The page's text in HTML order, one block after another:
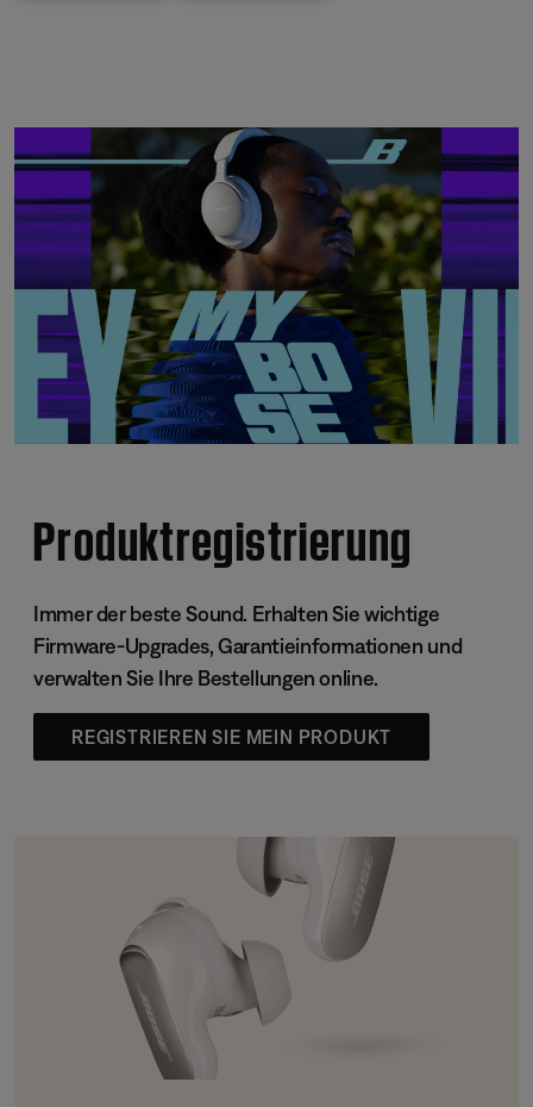
Produktregistrierung
Immer der beste Sound. Erhalten Sie wichtige
Firmware-Upgrades, Garantieinformationen und
verwalten Sie Ihre Bestellungen online.
REGISTRIEREN SIE MEIN PRODUKT